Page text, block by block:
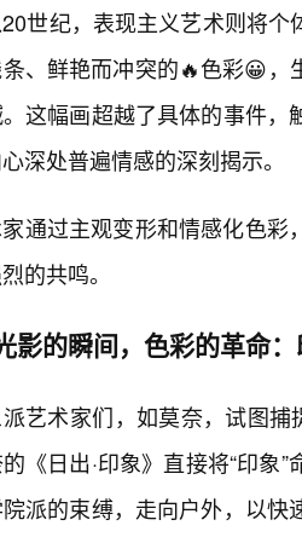
世纪，表现主义艺术则将
、鲜艳而冲突的🔥色彩😀
这幅画超越了具体的事件
深处普遍情感的深刻揭示。
通过主观变形和情感化色
的共鸣。
影的瞬间，色彩的革命
艺术家们，如莫奈，试图捕
《日出·印象》直接将“印象
派的束缚，走向户外，以